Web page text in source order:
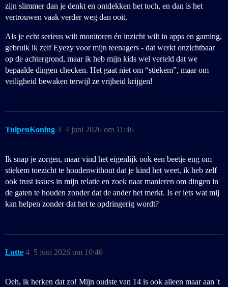
zijn slimmer dan je denkt en ontdekken het toch, en dan is het
vertrouwen vaak verder weg dan ooit.
Als je echt serieus wilt monitoren én inzicht wilt in apps en gaming,
gebruik ik zelf Eyezy voor mijn teenagers - dat werkt onzichtbaar
op de achtergrond, maar ik heb mijn kids wel verteld dat we
bepaalde dingen checken. Het gaat niet om “stiekem”, maar om
veiligheid bewaken terwijl ze vrijheid krijgen!
TulpenKoning 4 juni 2026 om 11:46
3
Ik snap je zorgen, maar vind het eigenlijk ook een beetje eng om
stiekem toezicht te houdenwithout dat je kind het weet, ik heb zelf
ook trust issues in mijn relatie en zoek naar manieren om dingen in
de gaten te houden zonder dat de ander het merkt. Is er iets wat mij
kan helpen zonder dat het te opdringerig wordt?
Lotte 5 juni 2026 om 10:46
4
Oeh, ik herken dat zo! Mijn oudste van 14 is ook alleen maar aan 't